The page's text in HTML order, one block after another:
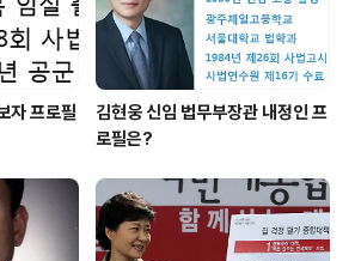
자 프로필
김현웅 신임 법무부장관 내정인 프
로필은?